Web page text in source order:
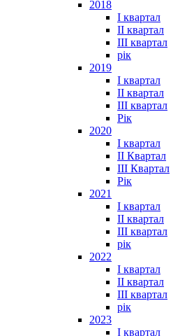
2018
I квартал
II квартал
III квартал
рік
2019
I квартал
II квартал
III квартал
Рік
2020
I квартал
II Квартал
III Квартал
Рік
2021
I квартал
II квартал
III квартал
рік
2022
I квартал
II квартал
ІІІ квартал
рік
2023
І квартал